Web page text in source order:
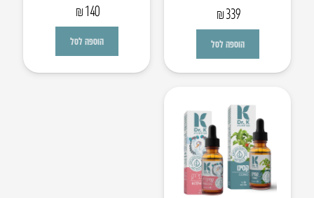
₪339
הוספה לסל
₪140
הוספה לסל